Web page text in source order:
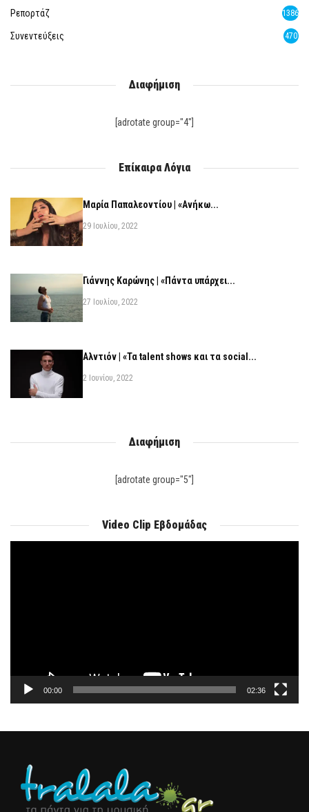
Ρεπορτάζ 1386
Συνεντεύξεις 470
Διαφήμιση
[adrotate group="4"]
Επίκαιρα Λόγια
Μαρία Παπαλεοντίου | «Ανήκω...
29 Ιουλίου, 2022
Γιάννης Καρώνης | «Πάντα υπάρχει...
27 Ιουλίου, 2022
Αλντιόν | «Τα talent shows και τα social...
2 Ιουνίου, 2022
Διαφήμιση
[adrotate group="5"]
Video Clip Εβδομάδας
00:00 02:36